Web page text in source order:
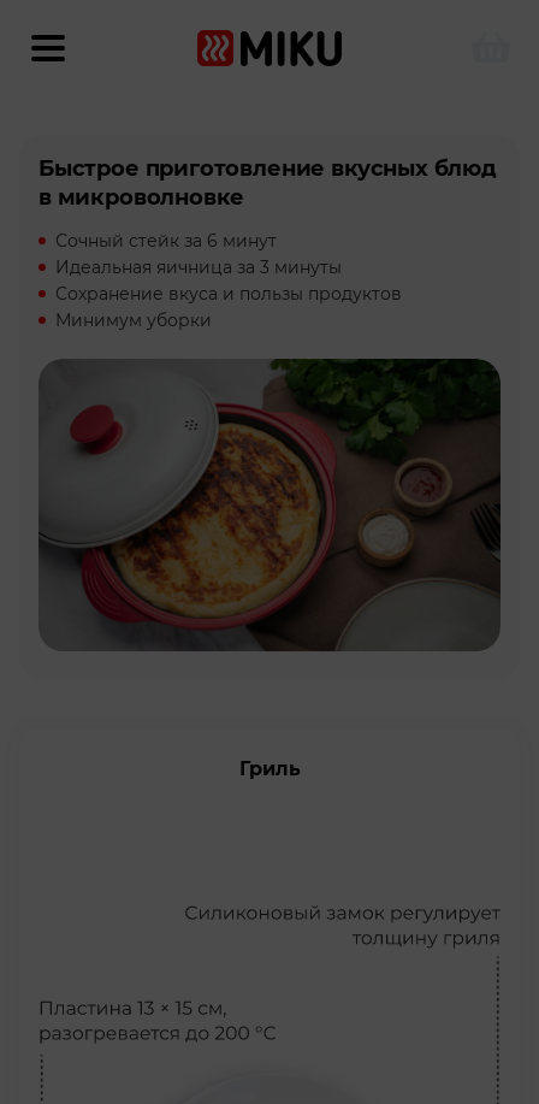
Быстрое приготовление вкусных блюд
в микроволновке
Сочный стейк за 6 минут
Идеальная яичница за 3 минуты
Сохранение вкуса и пользы продуктов
Минимум уборки
Гриль